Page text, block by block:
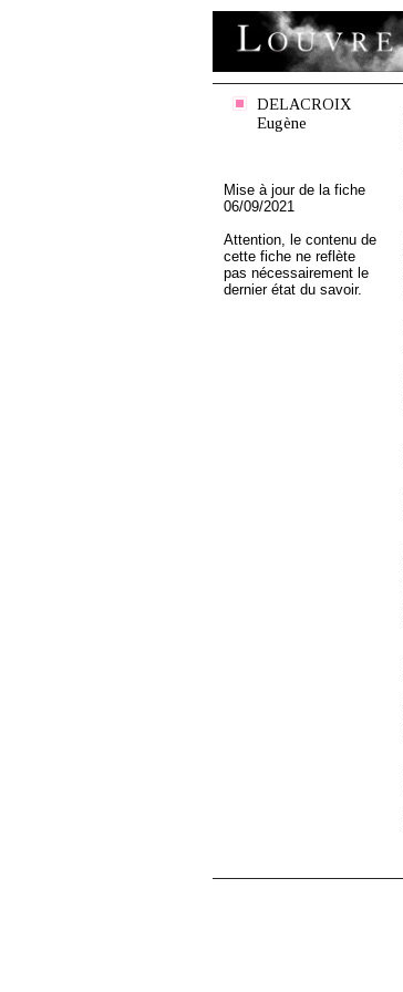
DELACROIX
Eugène
Mise à jour de la fiche
06/09/2021
Attention, le contenu de
cette fiche ne reflète
pas nécessairement le
dernier état du savoir.